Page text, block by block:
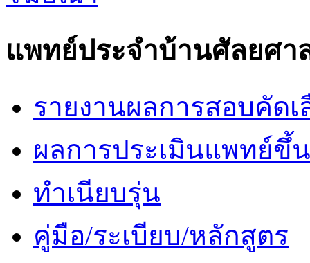
แพทย์ประจำบ้านศัลยศา
รายงานผลการสอบคัดเ
ผลการประเมินแพทย์ขึ้
ทำเนียบรุ่น
คู่มือ/ระเบียบ/หลักสูตร